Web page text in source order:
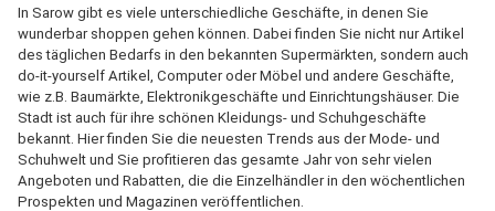
In Sarow gibt es viele unterschiedliche Geschäfte, in denen Sie
wunderbar shoppen gehen können. Dabei finden Sie nicht nur Artikel
des täglichen Bedarfs in den bekannten Supermärkten, sondern auch
do-it-yourself Artikel, Computer oder Möbel und andere Geschäfte,
wie z.B. Baumärkte, Elektronikgeschäfte und Einrichtungshäuser. Die
Stadt ist auch für ihre schönen Kleidungs- und Schuhgeschäfte
bekannt. Hier finden Sie die neuesten Trends aus der Mode- und
Schuhwelt und Sie profitieren das gesamte Jahr von sehr vielen
Angeboten und Rabatten, die die Einzelhändler in den wöchentlichen
Prospekten und Magazinen veröffentlichen.